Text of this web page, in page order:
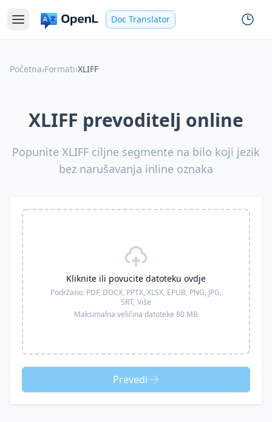
Doc Translator
Početna›Formati›XLIFF
XLIFF prevoditelj online
Popunite XLIFF ciljne segmente na bilo koji jezik
bez narušavanja inline oznaka
Kliknite ili povucite datoteku ovdje
Podržano: PDF, DOCX, PPTX, XLSX, EPUB, PNG, JPG,
SRT, Više
Maksimalna veličina datoteke 80 MB
Prevedi